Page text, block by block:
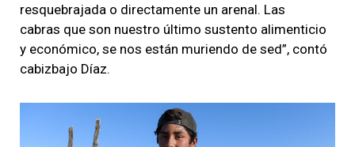
resquebrajada o directamente un arenal. Las
cabras que son nuestro último sustento alimenticio
y económico, se nos están muriendo de sed”, contó
cabizbajo Díaz.